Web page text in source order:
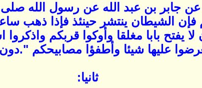
عن جابر بن عبد الله عن رسول الله
فإن الشيطان ينتشر حينئذ فإذا ذهب
يفتح بابا مغلقا وأوكوا قربكم
عليها شيئا وأطفؤا مصابيحكم ".دون
ثانيا: